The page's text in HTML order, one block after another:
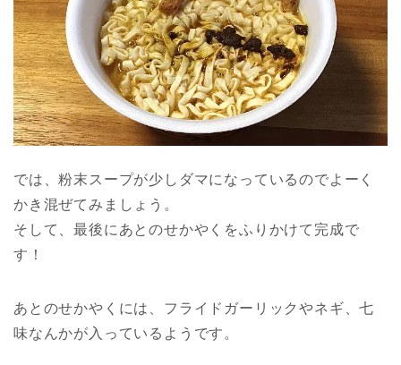
では、粉末スープが少しダマになっているのでよーく
かき混ぜてみましょう。
そして、最後にあとのせかやくをふりかけて完成で
す！
あとのせかやくには、フライドガーリックやネギ、七
味なんかが入っているようです。